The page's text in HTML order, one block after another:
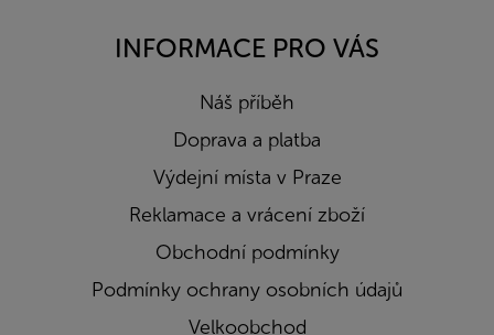
INFORMACE PRO VÁS
Náš příběh
Doprava a platba
Výdejní místa v Praze
Reklamace a vrácení zboží
Obchodní podmínky
Podmínky ochrany osobních údajů
Velkoobchod